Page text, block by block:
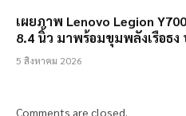
เผยภาพ Lenovo Legion
8.4 นิ้ว มาพร้อมขุมพลังเรือธง
5 สิงหาคม 2026
Comments are closed.